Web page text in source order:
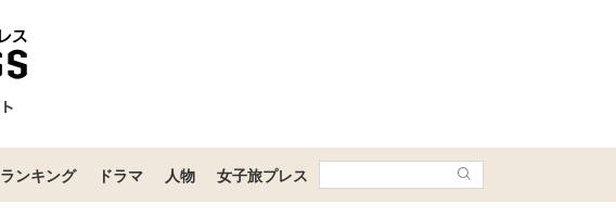
ランキング ドラマ 人物 女子旅プレス